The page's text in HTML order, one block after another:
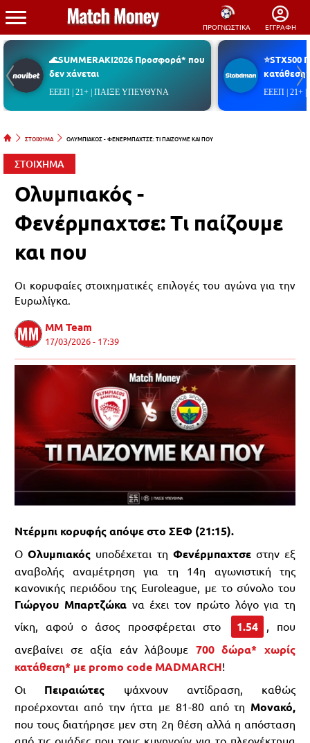
ΠΡΟΓΝΩΣΤΙΚΑ ΕΓΓΡΑΦΗ
🌊SUMMERAKI2026 Προσφορά* που
δεν χάνεται
ΕΕΕΠ | 21+ | ΠΑΙΞΕ ΥΠΕΥΘΥΝΑ
⭐STX500
ΕΕΕΠ | 21+
ΣΤΟΙΧΗΜΑ ΟΛΥΜΠΙΑΚΟΣ - ΦΕΝΕΡΜΠΑΧΤΣΕ: ΤΙ ΠΑΙΖΟΥΜΕ ΚΑΙ ΠΟΥ
ΣΤΟΙΧΗΜΑ
Ολυμπιακός -
Φενέρμπαχτσε: Τι παίζουμε
και που
Οι κορυφαίεςστοιχηματικές επιλογές του αγώνα για την
Ευρωλίγκα.
MM Team
17/03/2026 - 17:39
Ντέρμπι κορυφής απόψε στο ΣΕΦ (21:15).
ΟΟλυμπιακός υποδέχεται τη Φενέρμπαχτσεστην εξ
αναβολής αναμέτρηση για τη 14η αγωνιστική της
κανονικής περιόδου της Euroleague, με το σύνολο του
Γιώργου Μπαρτζώκανα έχει τον πρώτο λόγο για τη
νίκη, αφού ο άσος προσφέρεται στο
1.54
, που
ανεβαίνει σε αξία εάν λάβουμε 700 δώρα* χωρίς
κατάθεση* με promo code MADMARCH!
Οι Πειραιώτες ψάχνουν αντίδραση, καθώς
προέρχονται από την ήττα με 81-80 από τη Μονακό,
που τους διατήρησε μεν στη 2η θέση αλλά η απόσταση
από τις ομάδες που τους κυνηγούν για το πλεονέκτημα